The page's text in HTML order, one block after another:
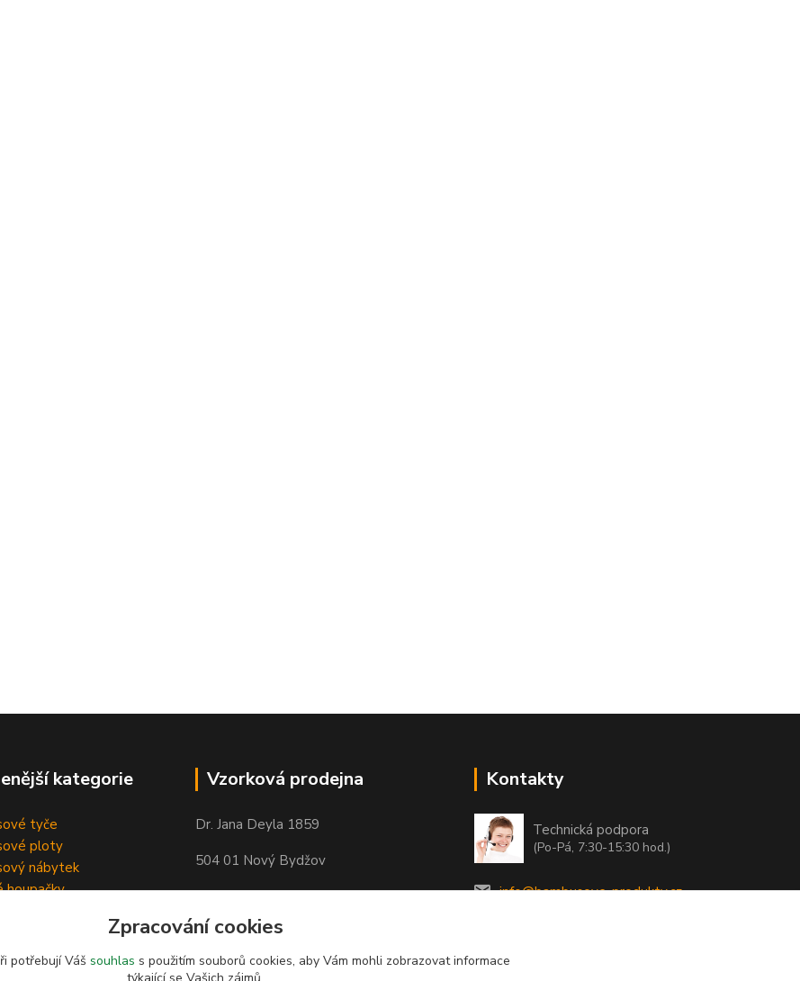
kategorie
tyče
ploty
nábytek
houpačky
Vzorková prodejna
Dr. Jana Deyla 1859
504 01 Nový Bydžov
Otevírací doba:
Po - Pá 8:00 - 17:00
So - 8:00 - 17:00
Kontakty
Technická podpora
(Po-Pá, 7:30-15:30 hod.)
info@bambusove-produkty.cz
Zpracování cookies
potřebují Váš souhlas s použitím souborů cookies, aby Vám mohli zobrazovat informace